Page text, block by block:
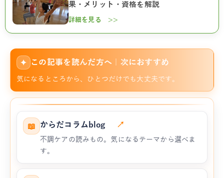
果・メリット・資格を解説
詳細を見る >>
✦ この記事を読んだ方へ｜次におすすめ
気になるところから、ひとつだけでも大丈夫です。
📖 からだコラムblog ↗
不調ケアの読みもの。気になるテーマから選べま
す。